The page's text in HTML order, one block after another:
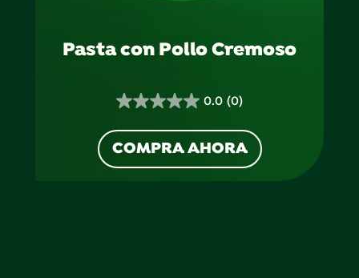
Pasta con Pollo Cremoso
0.0 (0)
0.0
de
5
estrellas.
COMPRA AHORA